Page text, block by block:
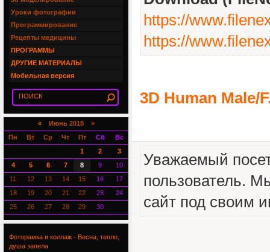
https://
https://
3D Human Male/
Уважаемый
пользователь.
сайт под своим
Уроки фотографии
Программирование
Рецепты медицины
ПРОГРАММЫ
ДРУГИЕ МАТЕРИАЛЫ
Мобильная версия
«Июнь 2018 »
Пн
Вт Ср Чт Пт Сб
Вс
1
2
3
4
5 6 7 8 9
10
11
12 13 14 15 16
17
18
19 20 21 22 23
24
25
26 27 28 29 30
Фоторамка и коллаж - Весна, тепло,
душа запела